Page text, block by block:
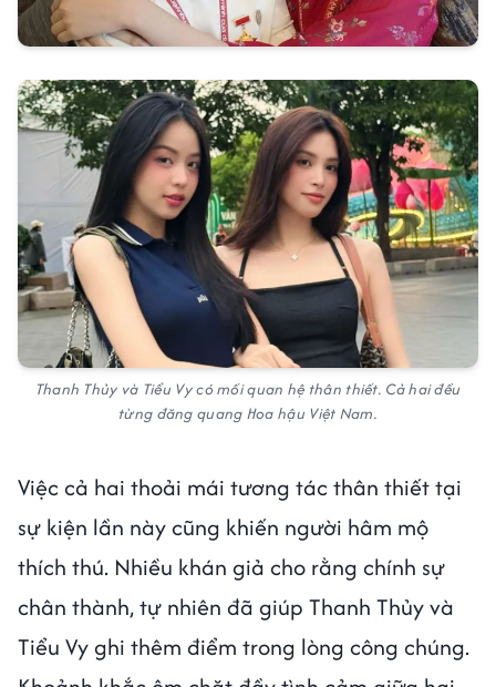
Thanh Thủy và Tiểu Vy có mối quan hệ thân thiết. Cả hai đều
từng đăng quang Hoa hậu Việt Nam.
Việc cả hai thoải mái tương tác thân thiết tại
sự kiện lần này cũng khiến người hâm mộ
thích thú. Nhiều khán giả cho rằng chính sự
chân thành, tự nhiên đã giúp Thanh Thủy và
Tiểu Vy ghi thêm điểm trong lòng công chúng.